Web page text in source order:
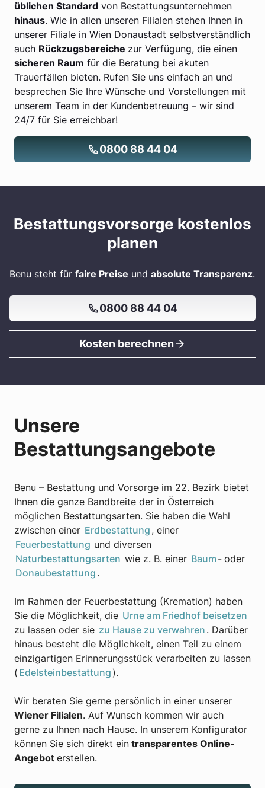
üblichen Standard von Bestattungsunternehmen
hinaus. Wie in allen unseren Filialen stehen Ihnen in
unserer Filiale in Wien Donaustadt selbstverständlich
auch Rückzugsbereiche zur Verfügung, die einen
sicheren Raum für die Beratung bei akuten
Trauerfällen bieten. Rufen Sie uns einfach an und
besprechen Sie Ihre Wünsche und Vorstellungen mit
unserem Team in der Kundenbetreuung – wir sind
24/7 für Sie erreichbar!
0800 88 44 04
Bestattungsvorsorge kostenlos
planen
Benu steht für faire Preise und absolute Transparenz.
0800 88 44 04
Kosten berechnen
Unsere
Bestattungsangebote
Benu – Bestattung und Vorsorge im 22. Bezirk bietet
Ihnen die ganze Bandbreite der in Österreich
möglichen Bestattungsarten. Sie haben die Wahl
zwischen einer Erdbestattung , einer
Feuerbestattung und diversen
Naturbestattungsarten wie z. B. einer Baum - oder
Donaubestattung .
Im Rahmen der Feuerbestattung (Kremation) haben
Sie die Möglichkeit, die Urne am Friedhof beisetzen
zu lassen oder sie zu Hause zu verwahren . Darüber
hinaus besteht die Möglichkeit, einen Teil zu einem
einzigartigen Erinnerungsstück verarbeiten zu lassen
( Edelsteinbestattung ).
Wir beraten Sie gerne persönlich in einer unserer
Wiener Filialen. Auf Wunsch kommen wir auch
gerne zu Ihnen nach Hause. In unserem Konfigurator
können Sie sich direkt ein transparentes Online-
Angebot erstellen.